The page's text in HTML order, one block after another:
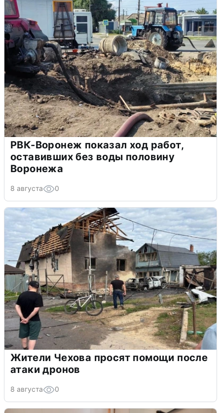
РВК-Воронеж показал ход работ,
оставивших без воды половину
Воронежа
8 августа 0
Жители Чехова просят помощи после
атаки дронов
8 августа 0